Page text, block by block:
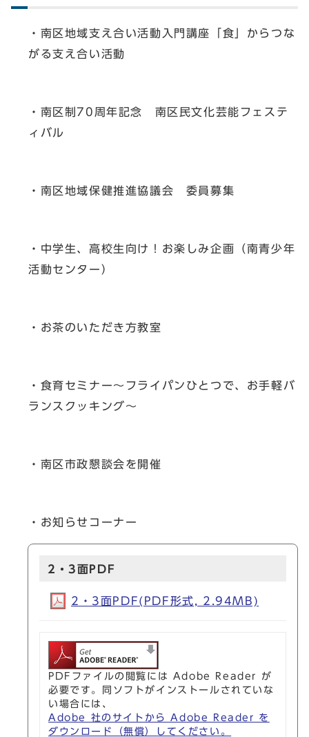
・南区地域支え合い活動入門講座「食」からつな
がる支え合い活動
・南区制70周年記念 南区民文化芸能フェステ
ィバル
・南区地域保健推進協議会 委員募集
・中学生、高校生向け！お楽しみ企画（南青少年
活動センター）
・お茶のいただき方教室
・食育セミナー～フライパンひとつで、お手軽バ
ランスクッキング～
・南区市政懇談会を開催
・お知らせコーナー
2・3面PDF
2・3面PDF(PDF形式, 2.94MB)
PDFファイルの閲覧には Adobe Reader が
必要です。同ソフトがインストールされていな
い場合には、
Adobe 社のサイトから Adobe Reader を
ダウンロード（無償）してください。